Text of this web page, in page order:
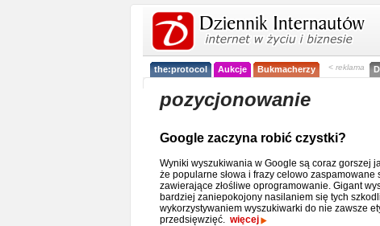
the:protocol Aukcje Bukmacherzy < reklama
pozycjonowanie
Google zaczyna robić czystki?
Wyniki wyszukiwania w Google są coraz gorszej
że popularne słowa i frazy celowo zaspamowane
zawierające złośliwe oprogramowanie. Gigant
bardziej zaniepokojony nasilaniem się tych
wykorzystywaniem wyszukiwarki do nie zawsze
przedsięwzięć. więcej